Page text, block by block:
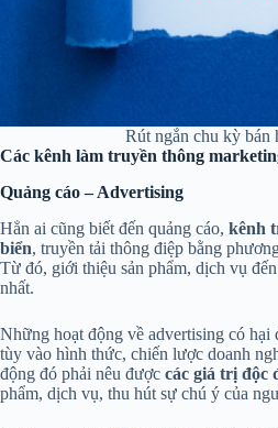
Rút ngắn chu kỳ bán
Các kênh làm truyền thông
Quảng cáo – Advertising
Hẳn ai cũng biết đến quảng cáo, kênh
biển, truyền tải thông điệp bằng
Từ đó, giới thiệu sản phẩm, dịch vụ
nhất.
Những hoạt động về advertising có hại
tùy vào hình thức, chiến lược doanh
động đó phải nêu được các giá trị độc
phẩm, dịch vụ, thu hút sự chú ý của